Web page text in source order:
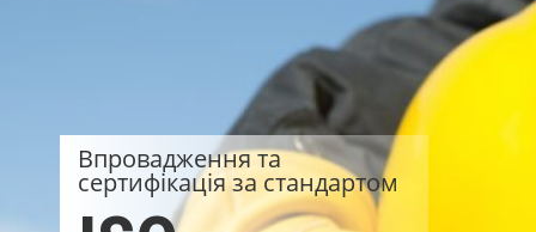
Впровадження та
сертифікація за стандартом